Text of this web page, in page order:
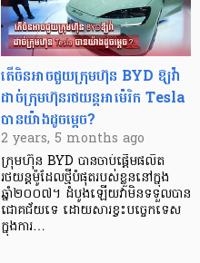
តើចិនអាចជួយក្រុមហ៊ុន BYD ឱ្យវ៉ា
ដាច់ក្រុមហ៊ុនរថយន្តអាម៉េរិក Tesla
បានយ៉ាងដូចម្ដេច?
2 years, 5 months ago
ក្រុមហ៊ុន BYD បានចាប់ផ្ដើមផលិត
រថយន្តម៉ូដែលថ្មីបំផុតរបស់ខ្លួននៅក្នុង
ឆ្នាំ២០០៧។ ដំបូងឡើយវាមិនទទួលបាន
ជោគជ័យទេ ដោយសារខ្វះបច្ចេកទេស
ក្នុងការ…